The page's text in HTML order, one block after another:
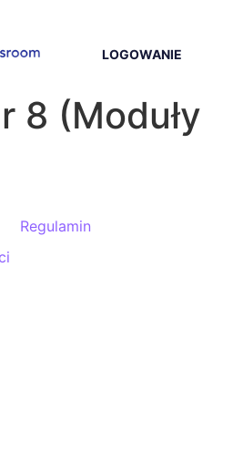
LOGOWANIE
8 (Moduły
Regulamin